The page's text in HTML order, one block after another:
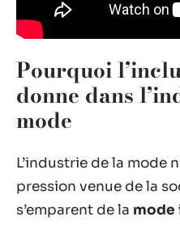
Pourquoi
donne dans
mode
L’industrie de la mode
pression venue de la
s’emparent de la mode